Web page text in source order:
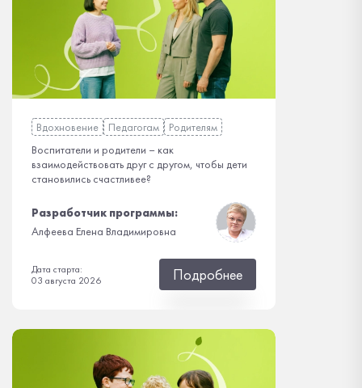
Вдохновение Педагогам
Родителям
Воспитатели и родители – как
взаимодействовать друг с другом, чтобы дети
становились счастливее?
Разработчик программы:
Алфеева Елена Владимировна
Дата старта:
03 августа 2026
Подробнее